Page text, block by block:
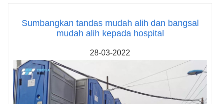
Sumbangkan tandas mudah alih dan bangsal
mudah alih kepada hospital
28-03-2022